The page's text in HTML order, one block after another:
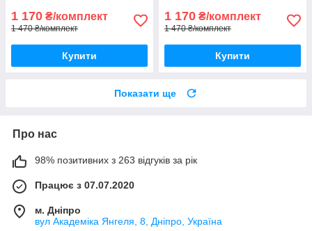
1 170 ₴/комплект
1 470 ₴/комплект
Купити
1 170 ₴/комплект
1 470 ₴/комплект
Купити
Показати ще
Про нас
98% позитивних з 263 відгуків за рік
Працює з 07.07.2020
м. Дніпро
вул Академіка Янгеля, 8, Дніпро, Україна